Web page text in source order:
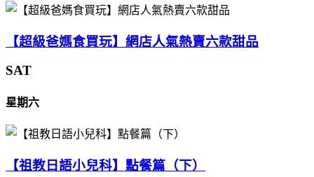
【超級爸媽食買玩】網店人氣熱賣六款甜品
SAT
星期六
【祖教日語小兒科】點餐篇（下）